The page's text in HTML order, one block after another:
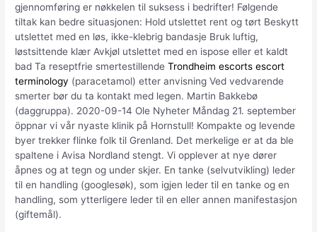
gjennomføring er nøkkelen til suksess i bedrifter! Følgende
tiltak kan bedre situasjonen: Hold utslettet rent og tørt Beskytt
utslettet med en løs, ikke-klebrig bandasje Bruk luftig,
løstsittende klær Avkjøl utslettet med en ispose eller et kaldt
bad Ta reseptfrie smertestillendeTrondheim escorts escort
terminology (paracetamol) etter anvisning Ved vedvarende
smerter bør du ta kontakt med legen. Martin Bakkebø
(daggruppa). 2020-09-14 Ole Nyheter Måndag 21. september
öppnar vi vår nyaste klinik på Hornstull! Kompakte og levende
byer trekker flinke folk til Grenland. Det merkelige er at da ble
spaltene i Avisa Nordland stengt. Vi opplever at nye dører
åpnes og at tegn og under skjer. En tanke (selvutvikling) leder
til en handling (googlesøk), som igjen leder til en tanke og en
handling, som ytterligere leder til en eller annen manifestasjon
(giftemål).